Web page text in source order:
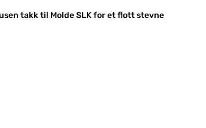
takk til Molde SLK for et flott stevne